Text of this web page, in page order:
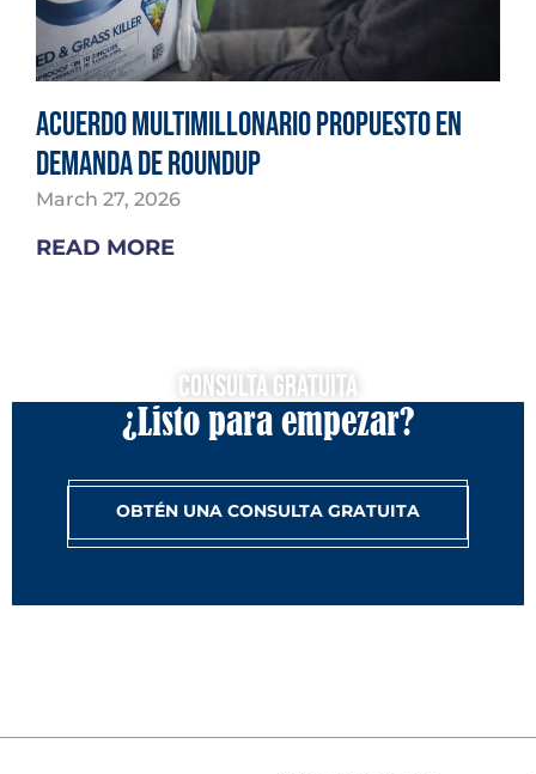
Acuerdo multimillonario propuesto en
demanda de Roundup
March 27, 2026
READ MORE
Consulta Gratuita
¿Listo para empezar?
OBTÉN UNA CONSULTA GRATUITA